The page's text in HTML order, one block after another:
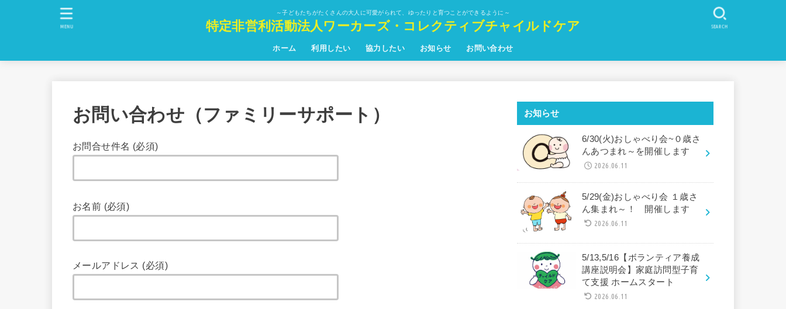
～子どもたちがたくさんの大人に可愛がられて、ゆったりと育つことができるように～
特定非営利活動法人ワーカーズ・コレクティブチャイルドケア
ホーム 利用したい 協力したい お知らせ お問い合わせ
SEARCH
MENU
お問い合わせ（ファミリーサポート）
お問合せ件名 (必須)
お名前 (必須)
メールアドレス (必須)
お知らせ
6/30(火)おしゃべり会~０歳さ
んあつまれ～を開催します
2026.06.11
5/29(金)おしゃべり会 １歳さ
ん集まれ～！ 開催します
2026.06.11
5/13,5/16【ボランティア養成
講座説明会】家庭訪問型子育
て支援 ホームスタート
2026.06.11